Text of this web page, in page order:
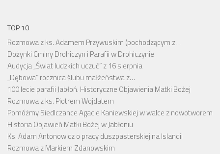
TOP 10
Rozmowa z ks. Adamem Przywuskim (pochodzącym z…
Dożynki Gminy Drohiczyn i Parafii w Drohiczynie
Audycja „Świat ludzkich uczuć” z 16 sierpnia
„Dębowa” rocznica ślubu małżeństwa z…
100 lecie parafii Jabłoń. Historyczne Objawienia Matki Bożej
Rozmowa z ks. Piotrem Wojdatem
Pomóżmy Siedlczance Agacie Kaniewskiej w walce z nowotworem
Historia Objawień Matki Bożej w Jabłoniu
Ks. Adam Antonowicz o pracy duszpasterskiej na Islandii
Rozmowa z Markiem Zdanowskim